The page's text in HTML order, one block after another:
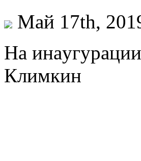
Май 17th,
Нa
Климкин